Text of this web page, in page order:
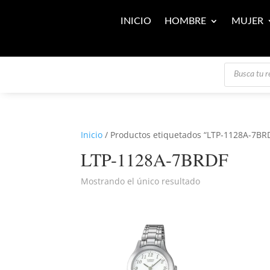
INICIO HOMBRE MUJER
Búsqueda
productos
Inicio / Productos etiquetados “LTP-1128A-
LTP-1128A-7BRDF
Mostrando el único resultado